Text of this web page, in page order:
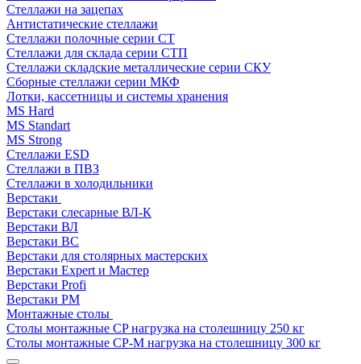
Стеллажи на зацепах
Антистатические стеллажи
Стеллажи полочные серии СТ
Стеллажи для склада серии СТП
Стеллажи складские металлические серии СКУ
Сборные стеллажи серии МКФ
Лотки, кассетницы и системы хранения
MS Hard
MS Standart
MS Strong
Стеллажи ESD
Стеллажи в ПВЗ
Стеллажи в холодильники
Верстаки
Верстаки слесарные ВЛ-К
Верстаки ВЛ
Верстаки ВС
Верстаки для столярных мастерских
Верстаки Expert и Мастер
Верстаки Profi
Верстаки РМ
Монтажные столы
Столы монтажные СP нагрузка на столешницу 250 кг
Столы монтажные СР-М нагрузка на столешницу 300 кг